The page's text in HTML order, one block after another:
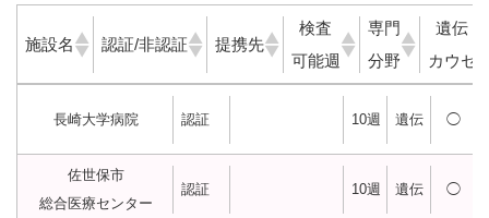
施設名 認証/非認証 提携先
検査
可能週
専門
分野
遺伝
カウセ
証
能
野
ウ
長崎大学病院 認証 10週 遺伝 ◯
佐世保市
総合医療センター
認証 10週 遺伝 ◯